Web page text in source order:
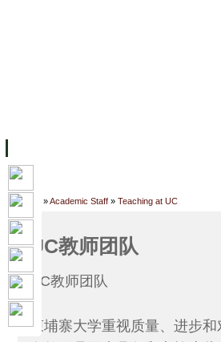
Home »Academic Staff » Teaching at UC
UC教师团队
UC教师团队
柬埔寨大学重视质量、进步